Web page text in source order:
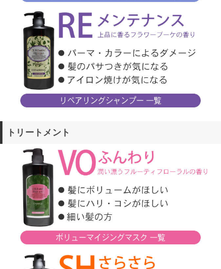
トリートメント